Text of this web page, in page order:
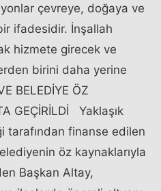
çevreye, doğaya ve
ifadesidir. İnşallah
hizmete girecek ve
birini daha yerine
BELEDİYE ÖZ
GEÇİRİLDİ Yaklaşık
tarafından finanse edilen
öz kaynaklarıyla
Başkan Altay,